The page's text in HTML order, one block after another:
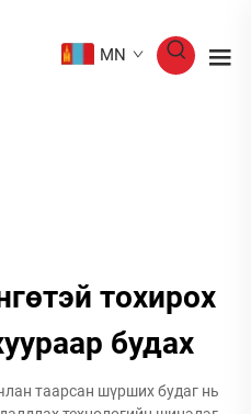
MN
тохирох
будах
таарсан шүрших будаг нь